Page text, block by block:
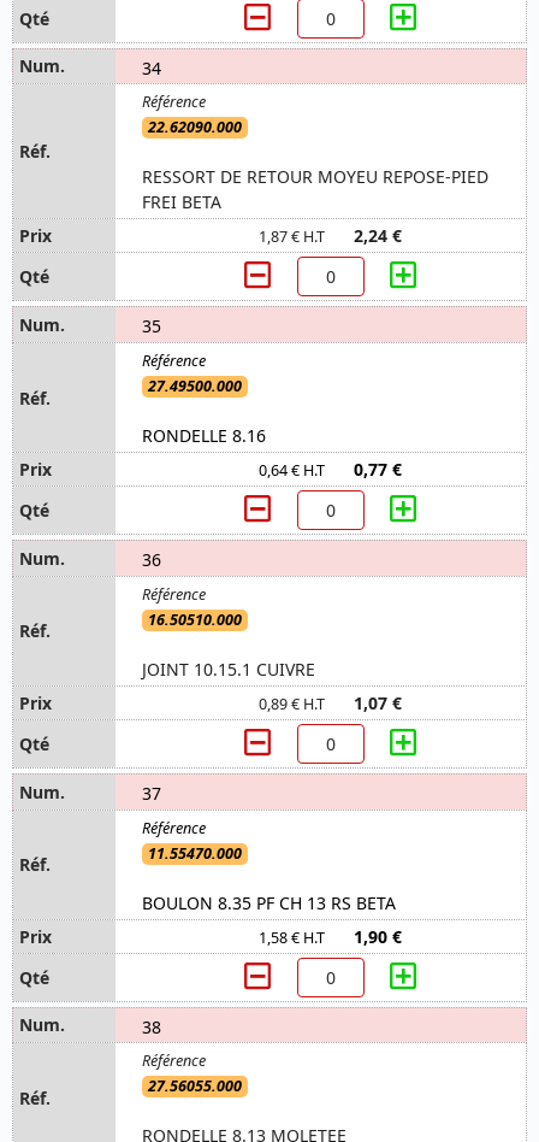
34
22.62090.000
RESSORT DE RETOUR MOYEU REPOSE-PIED
FREI BETA
1,87 € H.T 2,24 €
35
27.49500.000
RONDELLE 8.16
0,64 € H.T 0,77 €
36
16.50510.000
JOINT 10.15.1 CUIVRE
0,89 € H.T 1,07 €
37
11.55470.000
BOULON 8.35 PF CH 13 RS BETA
1,58 € H.T 1,90 €
38
27.56055.000
RONDELLE 8.13 MOLETEE